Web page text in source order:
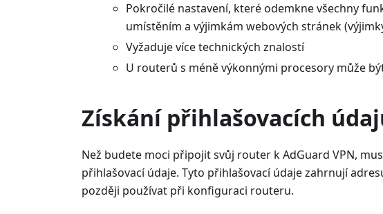
Pokročilé nastavení, které odemkne všechny
umístěním a výjimkám webových stránek
Vyžaduje více technických znalostí
U routerů s méně výkonnými procesory může
Získání přihlašovacích
Než budete moci připojit svůj router k AdGuard VPN,
přihlašovací údaje. Tyto přihlašovací údaje zahrnují
později používat při konfiguraci routeru.